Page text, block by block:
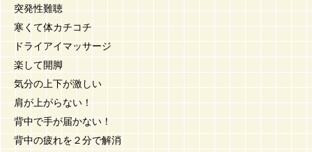
突発性難聴
寒くて体カチコチ
ドライアイマッサージ
楽して開脚
気分の上下が激しい
肩が上がらない！
背中で手が届かない！
背中の疲れを２分で解消